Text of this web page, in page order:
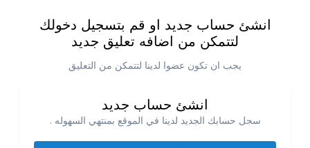
انشئ حساب جديد او قم بتسجيل دخولك
لتتمكن من اضافه تعليق جديد
يجب ان تكون عضوا لدينا لتتمكن من التعليق
انشئ حساب جديد
سجل حسابك الجديد لدينا في الموقع بمنتهي السهوله .